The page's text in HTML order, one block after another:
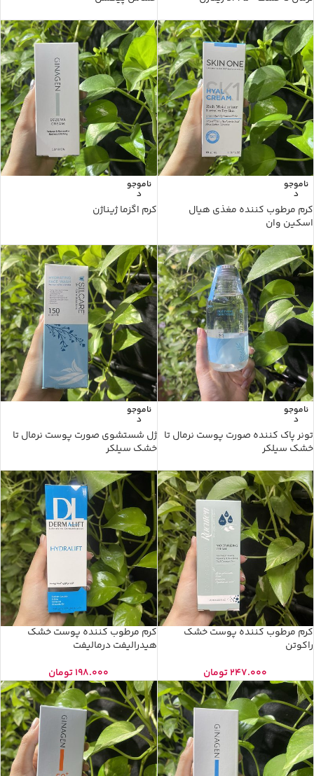
ناموجو
د
کرم مرطوب کننده مغذی هیال
اسکین وان
ناموجو
د
کرم اگزما ژیناژن
ناموجو
د
تونر پاک کننده صورت پوست نرمال تا
خشک سیلکر
ناموجو
د
ژل شستشوی صورت پوست نرمال تا
خشک سیلکر
کرم مرطوب کننده پوست خشک
راکوتن
247.000تومان
کرم مرطوب کننده پوست خشک
هیدرالیفت درمالیفت
198.000تومان